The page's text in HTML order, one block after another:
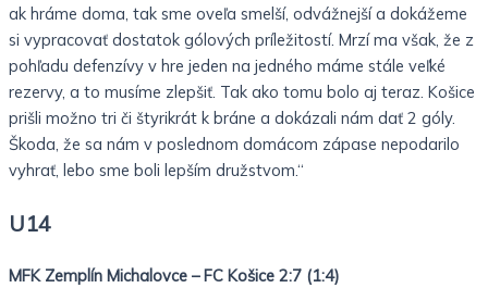
ak hráme doma, tak sme oveľa smelší, odvážnejší a dokážeme
si vypracovať dostatok gólových príležitostí. Mrzí ma však, že z
pohľadu defenzívy v hre jeden na jedného máme stále veľké
rezervy, a to musíme zlepšiť. Tak ako tomu bolo aj teraz. Košice
prišli možno tri či štyrikrát k bráne a dokázali nám dať 2 góly.
Škoda, že sa nám v poslednom domácom zápase nepodarilo
vyhrať, lebo sme boli lepším družstvom.“
U14
MFK Zemplín Michalovce – FC Košice 2:7 (1:4)